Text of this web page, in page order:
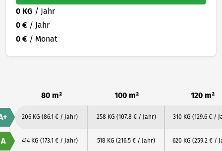
0 KG / Jahr
0 € / Jahr
0 € / Monat
80 m² 100 m² 120 m²
206 KG (86.1 € / Jahr) 258 KG (107.8 € / Jahr) 310 KG (129.6 € /
A 414 KG (173.1 € / Jahr) 518 KG (216.5 € / Jahr) 620 KG (259.2 € /